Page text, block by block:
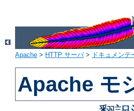
Apache > HTTP サーバ> ドキュメンテ
Apache モ